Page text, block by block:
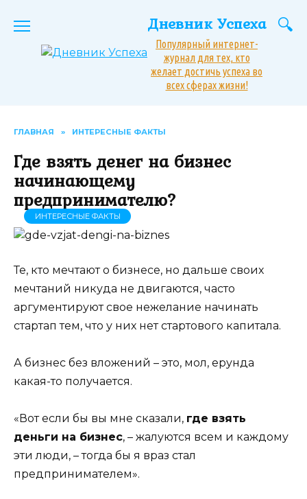
Дневник Успеха
Популярный интернет-
журнал для тех, кто
желает достичь успеха во
всех сферах жизни!
ГЛАВНАЯ » ИНТЕРЕСНЫЕ ФАКТЫ
Где взять денег на бизнес
начинающему
предпринимателю?
ИНТЕРЕСНЫЕ ФАКТЫ
Те, кто мечтают о бизнесе, но дальше своих
мечтаний никуда не двигаются, часто
аргументируют свое нежелание начинать
стартап тем, что у них нет стартового капитала.
А бизнес без вложений – это, мол, ерунда
какая-то получается.
«Вот если бы вы мне сказали, где взять
деньги на бизнес, – жалуются всем и каждому
эти люди, – тогда бы я враз стал
предпринимателем».